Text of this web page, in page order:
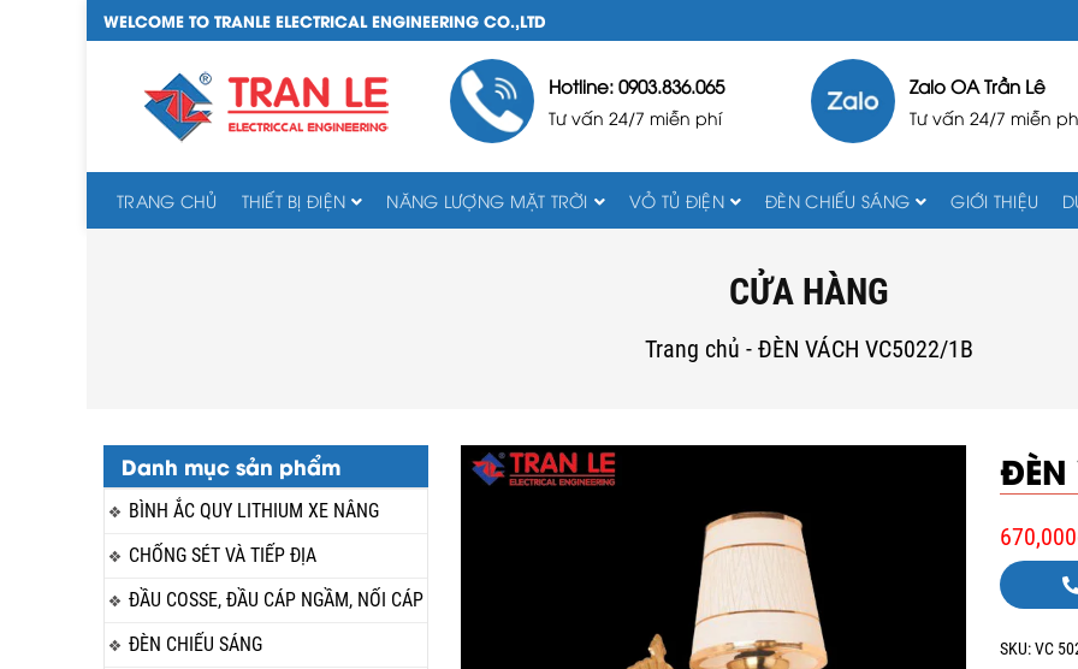
WELCOME TO TRANLE ELECTRICAL ENGINEERING CO.,LTD
Hotline: 0903.836.065
Tư vấn 24/7 miễn phí
Zalo OA Trần Lê
Tư vấn 24/7 miễn
TRANG CHỦ THIẾT BỊ ĐIỆN NĂNG LƯỢNG MẶT TRỜI VỎ TỦ ĐIỆN ĐÈN CHIẾU SÁNG GIỚI THIỆU
CỬA HÀNG
Trang chủ - ĐÈN VÁCH VC5022/1B
Danh mục sản phẩm
BÌNH ẮC QUY LITHIUM XE NÂNG
CHỐNG SÉT VÀ TIẾP ĐỊA
ĐẦU COSSE, ĐẦU CÁP NGẦM, NỐI CÁP
ĐÈN CHIẾU SÁNG
670,000
SKU:VC